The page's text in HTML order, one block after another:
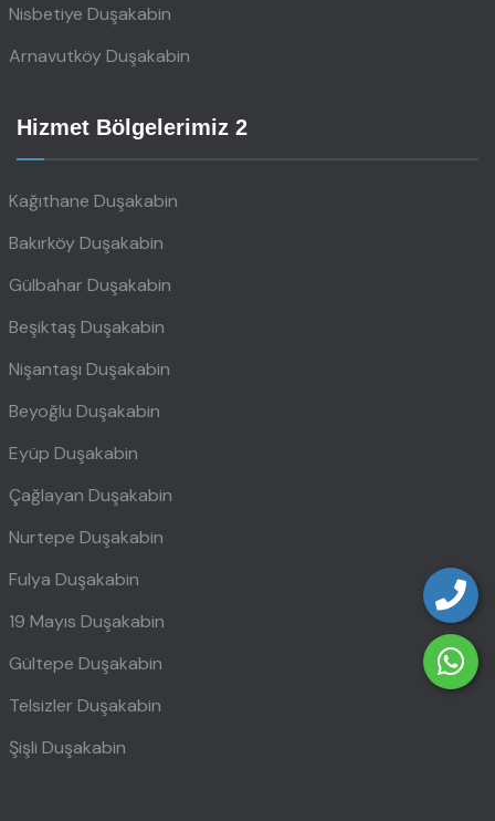
Nisbetiye Duşakabin
Arnavutköy Duşakabin
Hizmet Bölgelerimiz 2
Kağıthane Duşakabin
Bakırköy Duşakabin
Gülbahar Duşakabin
Beşiktaş Duşakabin
Nişantaşı Duşakabin
Beyoğlu Duşakabin
Eyüp Duşakabin
Çağlayan Duşakabin
Nurtepe Duşakabin
Fulya Duşakabin
19 Mayıs Duşakabin
Gültepe Duşakabin
Telsizler Duşakabin
Şişli Duşakabin